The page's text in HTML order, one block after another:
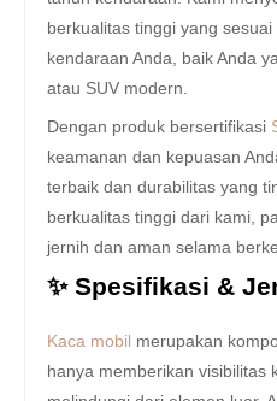
berkualitas tinggi yang
kendaraan Anda, baik Anda
atau SUV modern.
Dengan produk bersertifikasi
keamanan dan kepuasan
terbaik dan durabilitas yang
berkualitas tinggi dari kami,
jernih dan aman selama
✨ Spesifikasi &
Kaca mobil merupakan
hanya memberikan visibilitas